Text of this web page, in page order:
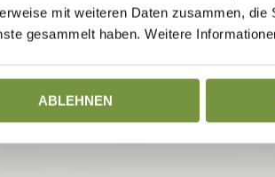
mit weiteren Daten zusammen,
gesammelt haben. Weitere
ABLEHNEN